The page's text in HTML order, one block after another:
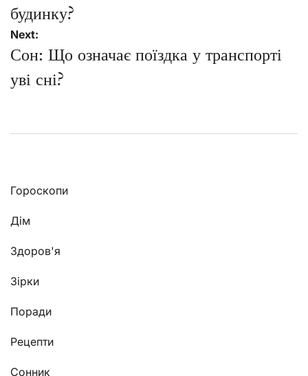
будинку?
Next:
Сон: Що означає поїздка у транспорті
уві сні?
Гороскопи
Дім
Здоров'я
Зірки
Поради
Рецепти
Сонник